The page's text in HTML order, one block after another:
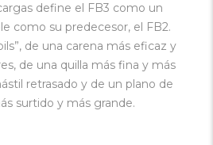
define el FB3 como un
como su predecesor, el FB2.
de una carena más eficaz y
de una quilla más fina y más
retrasado y de un plano de
surtido y más grande.